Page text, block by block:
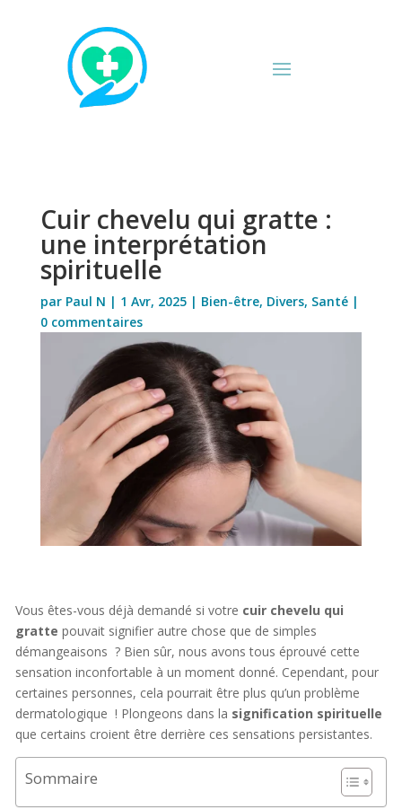
Cuir chevelu qui gratte :
une interprétation
spirituelle
par Paul N | 1 Avr, 2025| Bien-être, Divers, Santé|
0 commentaires
Vous êtes-vous déjà demandé si votre cuir chevelu qui
gratte pouvait signifier autre chose que de simples
démangeaisons ? Bien sûr, nous avons tous éprouvé cette
sensation inconfortable à un moment donné. Cependant, pour
certaines personnes, cela pourrait être plus qu’un problème
dermatologique ! Plongeons dans la signification spirituelle
que certains croient être derrière ces sensations persistantes.
Sommaire